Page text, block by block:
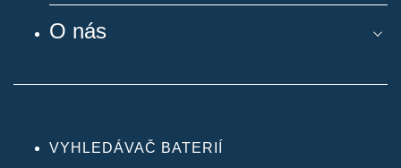
O nás
VYHLEDÁVAČ BATERIÍ